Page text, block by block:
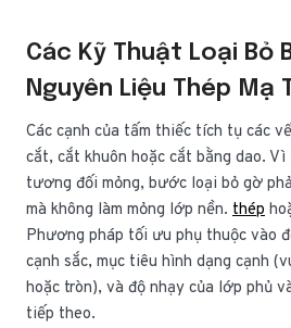
Các Kỹ Thuật Loại Bỏ
Nguyên Liệu Thép Mạ
Các cạnh của tấm thiếc tích tụ các
cắt, cắt khuôn hoặc cắt bằng dao.
tương đối mỏng, bước loại bỏ gờ
mà không làm mỏng lớp nền. thép
Phương pháp tối ưu phụ thuộc vào
cạnh sắc, mục tiêu hình dạng cạnh
hoặc tròn), và độ nhạy của lớp phủ
tiếp theo.